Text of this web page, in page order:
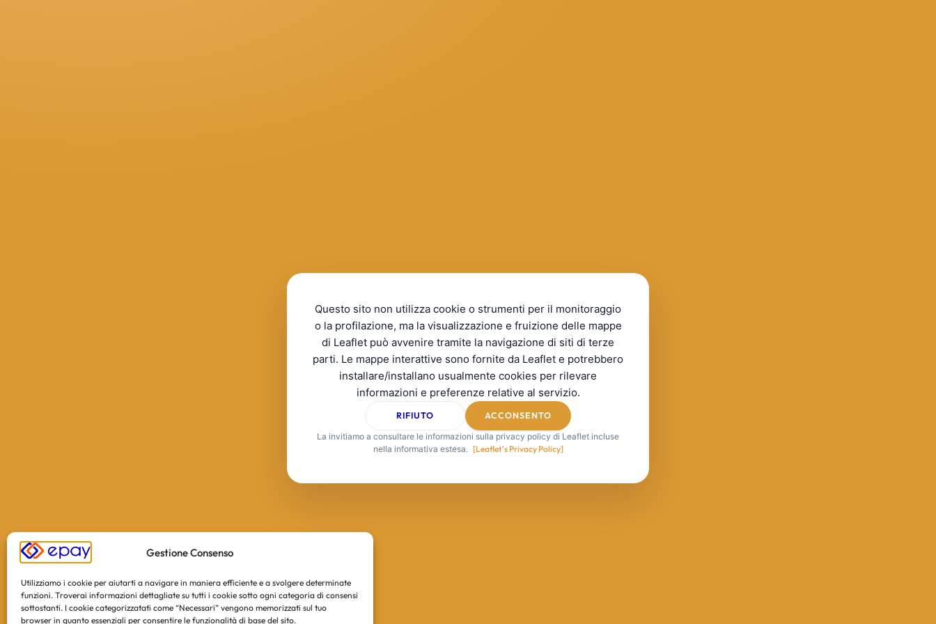
Gestione Consenso
Utilizziamo i cookie per aiutarti a navigare in maniera efficiente e a svolgere determinate
funzioni. Troverai informazioni dettagliate su tutti i cookie sotto ogni categoria di consensi
sottostanti. I cookie categorizzatati come “Necessari” vengono memorizzati sul tuo
browser in quanto essenziali per consentire le funzionalità di base del sito.
Questo sito non utilizza cookie o strumenti per il monitoraggio
o la profilazione, ma la visualizzazione e fruizione delle mappe
di Leaflet può avvenire tramite la navigazione di siti di terze
parti. Le mappe interattive sono fornite da Leaflet e potrebbero
installare/installano usualmente cookies per rilevare
informazioni e preferenze relative al servizio.
RIFIUTO
ACCONSENTO
La invitiamo a consultare le informazioni sulla privacy policy di Leaflet incluse
nella informativa estesa. [Leaflet's Privacy Policy]